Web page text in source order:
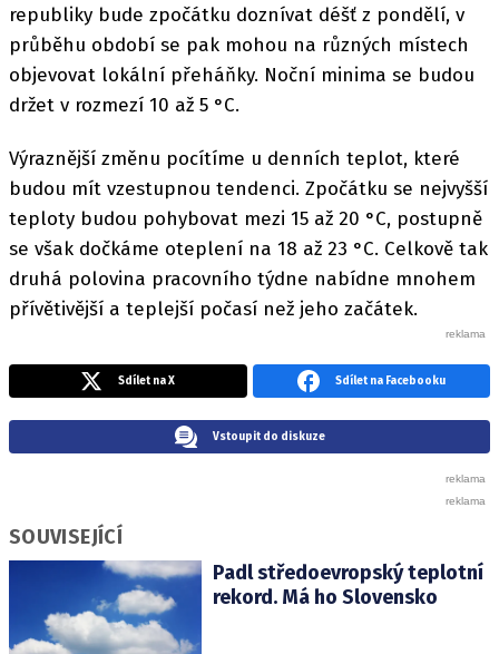
republiky bude zpočátku doznívat déšť z pondělí, v
průběhu období se pak mohou na různých místech
objevovat lokální přeháňky. Noční minima se budou
držet v rozmezí 10 až 5 °C.
Výraznější změnu pocítíme u denních teplot, které
budou mít vzestupnou tendenci. Zpočátku se nejvyšší
teploty budou pohybovat mezi 15 až 20 °C, postupně
se však dočkáme oteplení na 18 až 23 °C. Celkově tak
druhá polovina pracovního týdne nabídne mnohem
přívětivější a teplejší počasí než jeho začátek.
Sdílet na X Sdílet na Facebooku
Vstoupit do diskuze
SOUVISEJÍCÍ
Padl středoevropský teplotní
rekord. Má ho Slovensko